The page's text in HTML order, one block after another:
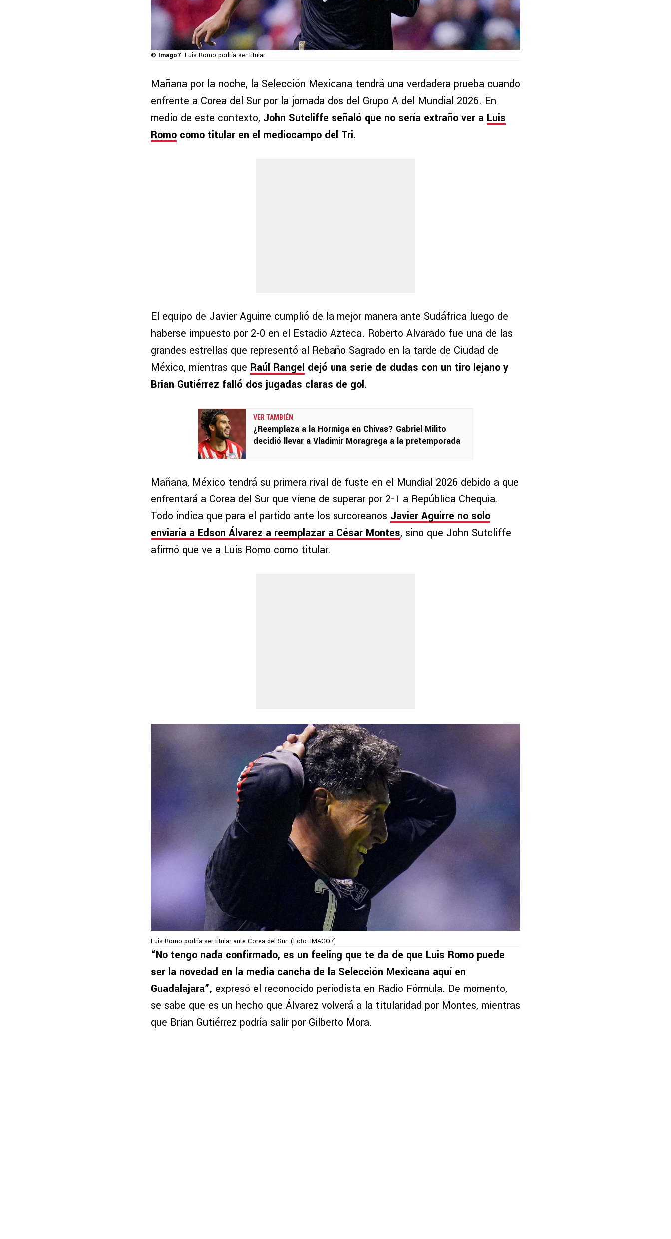
© Imago7 Luis Romo podría ser titular.
Mañana por la noche, la Selección Mexicana tendrá una verdadera prueba cuando
enfrente a Corea del Sur por la jornada dos del Grupo A del Mundial 2026. En
medio de este contexto, John Sutcliffe señaló que no sería extraño ver a Luis
Romo como titular en el mediocampo del Tri.
El equipo de Javier Aguirre cumplió de la mejor manera ante Sudáfrica luego de
haberse impuesto por 2-0 en el Estadio Azteca. Roberto Alvarado fue una de las
grandes estrellas que representó al Rebaño Sagrado en la tarde de Ciudad de
México, mientras que Raúl Rangel dejó una serie de dudas con un tiro lejano y
Brian Gutiérrez falló dos jugadas claras de gol.
VER TAMBIÉN
¿Reemplaza a la Hormiga en Chivas? Gabriel Milito
decidió llevar a Vladimir Moragrega a la pretemporada
Mañana, México tendrá su primera rival de fuste en el Mundial 2026 debido a que
enfrentará a Corea del Sur que viene de superar por 2-1 a República Chequia.
Todo indica que para el partido ante los surcoreanos Javier Aguirre no solo
enviaría a Edson Álvarez a reemplazar a César Montes, sino que John Sutcliffe
afirmó que ve a Luis Romo como titular.
Luis Romo podría ser titular ante Corea del Sur. (Foto: IMAGO7)
“No tengo nada confirmado, es un feeling que te da de que Luis Romo puede
ser la novedad en la media cancha de la Selección Mexicana aquí en
Guadalajara”, expresó el reconocido periodista en Radio Fórmula. De momento,
se sabe que es un hecho que Álvarez volverá a la titularidad por Montes, mientras
que Brian Gutiérrez podría salir por Gilberto Mora.